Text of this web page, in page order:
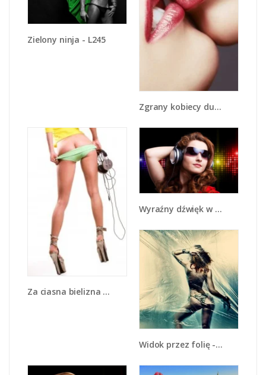
Zielony ninja - L245
Zgrany kobiecy duet - L112
Za ciasna bielizna - L094
Wyraźny dźwięk w słuchawkach - L014
Widok przez folię - L089